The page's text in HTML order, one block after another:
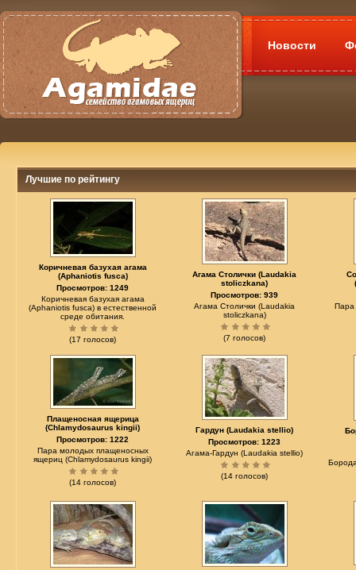
Новости
Лучшие по рейтингу
Коричневая базухая агама
(Aphaniotis fusca)
Просмотров: 1249
Коричневая базухая агама
(Aphaniotis fusca) в естественной
среде обитания.
(17 голосов)
Агама Столички (Laudakia
stoliczkana)
Просмотров: 939
Агама Столички (Laudakia
stoliczkana)
(7 голосов)
Пара
Плащеносная ящерица
(Chlamydosaurus kingii)
Просмотров: 1222
Пара молодых плащеносных
ящериц (Chlamydosaurus kingii)
(14 голосов)
Гардун (Laudakia stellio)
Просмотров: 1223
Агама-Гардун (Laudakia stellio)
(14 голосов)